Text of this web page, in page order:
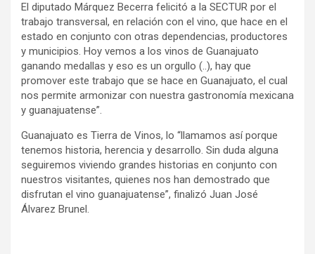
El diputado Márquez Becerra felicitó a la SECTUR por el
trabajo transversal, en relación con el vino, que hace en el
estado en conjunto con otras dependencias, productores
y municipios. Hoy vemos a los vinos de Guanajuato
ganando medallas y eso es un orgullo (..), hay que
promover este trabajo que se hace en Guanajuato, el cual
nos permite armonizar con nuestra gastronomía mexicana
y guanajuatense”.
Guanajuato es Tierra de Vinos, lo “llamamos así porque
tenemos historia, herencia y desarrollo. Sin duda alguna
seguiremos viviendo grandes historias en conjunto con
nuestros visitantes, quienes nos han demostrado que
disfrutan el vino guanajuatense”, finalizó Juan José
Álvarez Brunel.